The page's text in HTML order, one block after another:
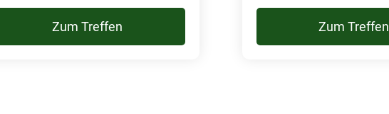
Zum Treffen Zum Treffen